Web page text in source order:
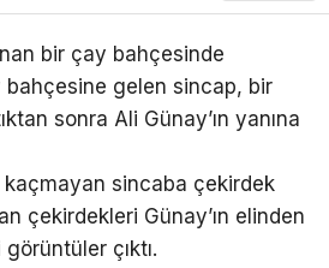
bir çay bahçesinde
bahçesine gelen sincap, bir
sonra Ali Günay’ın yanına
sincaba çekirdek
çekirdekleri Günay’ın elinden
çıktı.